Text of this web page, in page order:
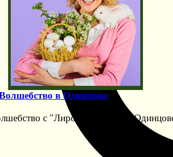
в Одинцово
с "Лироза Флауэрс" в